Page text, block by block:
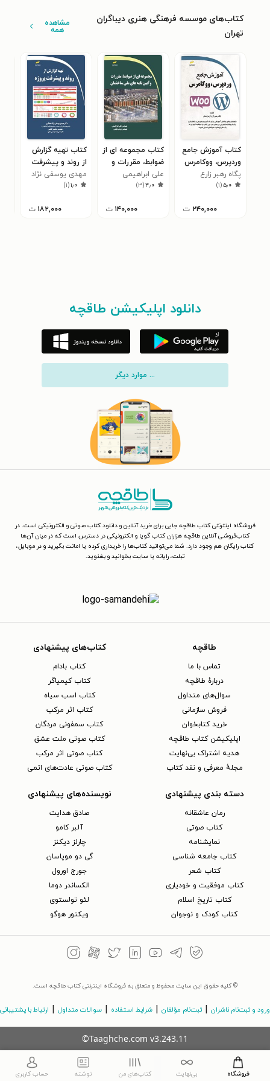
کتاب‌های موسسه فرهنگی هنری دیباگران
تهران
مشاهده
همه
کتاب آموزش جامع
وردپرس، ووکامرس
پگاه رهبر زارع
۵٫۰(۱)
۲۴۰,۰۰۰ ت
کتاب مجموعه ای از
ضوابط، مقررات و
آیین نامه های ملی
ساختمان
علی ابراهیمی
۴٫۰(۳)
۱۴۰,۰۰۰ ت
کتاب تهیه گزارش
از روند و پیشرفت
پروژه
مهدی یوسفی نژاد
عطاری
۱٫۰(۱)
۱۸۲,۰۰۰ ت
دانلود اپلیکیشن طاقچه
... موارد دیگر
فروشگاه اینترنتی کتاب طاقچه جایی برای خرید آنلاین و دانلود کتاب صوتی و الکترونیکی است. در
کتاب‌فروشی آنلاین طاقچه هزاران کتاب گویا و الکترونیکی در دسترس است که در میان آن‌ها
کتاب رایگان هم وجود دارد. شما می‌توانید کتاب‌ها را خریداری کرده یا امانت بگیرید و در موبایل،
تبلت، رایانه یا سایت بخوانید و بشنوید.
طاقچه
تماس با ما
دربارهٔ طاقچه
سوال‌های متداول
فروش سازمانی
خرید کتابخوان
اپلیکیشن کتاب طاقچه
هدیه اشتراک بی‌نهایت
مجلهٔ معرفی و نقد کتاب
کتاب‌های پیشنهادی
کتاب بادام
کتاب کیمیاگر
کتاب اسب سیاه
کتاب اثر مرکب
کتاب سمفونی مردگان
کتاب صوتی ملت عشق
کتاب صوتی اثر مرکب
کتاب صوتی عادت‌های اتمی
دسته بندی پیشنهادی
رمان عاشقانه
کتاب‌ صوتی
نمایشنامه
کتاب جامعه شناسی
کتاب شعر
کتاب موفقیت و خودیاری
کتاب تاریخ اسلام
کتاب کودک و نوجوان
نویسنده‌های پیشنهادی
صادق هدایت
آلبر کامو
چارلز دیکنز
گی دو موپاسان
جورج اورول
الکساندر دوما
لئو تولستوی
ویکتور هوگو
© کلیه حقوق این سایت محفوظ و متعلق به فروشگاه اینترنتی کتاب طاقچه است.
ورود و ثبت‌نام ناشران | ثبت‌نام مؤلفان | شرایط استفاده | سوالات متداول | ارتباط با پشتیبانی
©Taaghche.com v3.243.11
فروشگاه بی‌نهایت کتاب‌های من نوشته حساب کاربری